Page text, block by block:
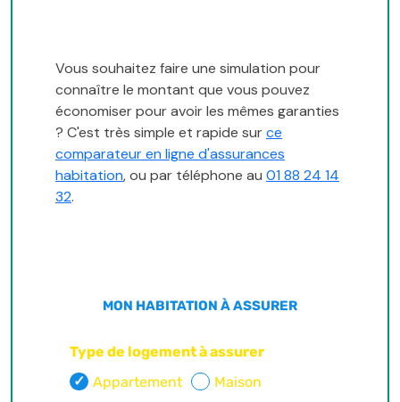
Vous souhaitez faire une simulation pour
connaître le montant que vous pouvez
économiser pour avoir les mêmes garanties
? C'est très simple et rapide surce
comparateur en ligne d'assurances
habitation, ou par téléphone au 01 88 24 14
32.